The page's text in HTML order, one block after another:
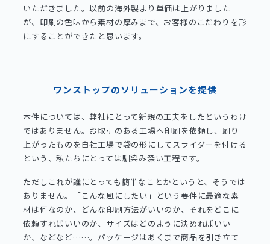
いただきました。以前の海外製より単価は上がりました
が、印刷の色味から素材の厚みまで、お客様のこだわりを形
にすることができたと思います。
ワンストップのソリューションを提供
本件については、弊社にとって新規の工夫をしたというわけ
ではありません。お取引のある工場へ印刷を依頼し、刷り
上がったものを自社工場で袋の形にしてスライダーを付ける
という、私たちにとっては馴染み深い工程です。
ただしこれが誰にとっても簡単なことかというと、そうでは
ありません。「こんな風にしたい」という要件に最適な素
材は何なのか、どんな印刷方法がいいのか、それをどこに
依頼すればいいのか、サイズはどのように決めればいい
か、などなど……。パッケージはあくまで商品を引き立て